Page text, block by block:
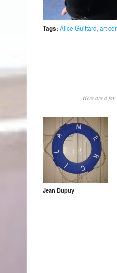
Tags: Alice Guittard, art
Here are a
Jean Dupuy